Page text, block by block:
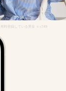
料登録している男女 ｎ=749